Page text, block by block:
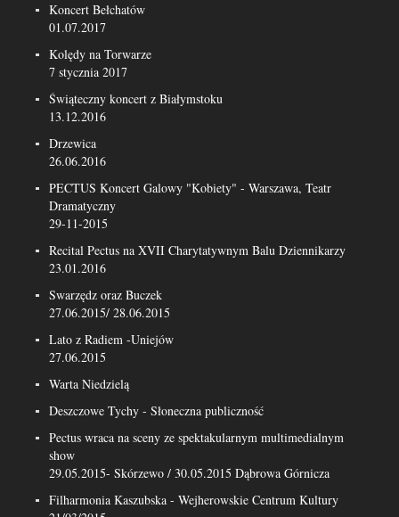
Koncert Bełchatów
01.07.2017
Kolędy na Torwarze
7 stycznia 2017
Świąteczny koncert z Białymstoku
13.12.2016
Drzewica
26.06.2016
PECTUS Koncert Galowy "Kobiety" - Warszawa, Teatr
Dramatyczny
29-11-2015
Recital Pectus na XVII Charytatywnym Balu Dziennikarzy
23.01.2016
Swarzędz oraz Buczek
27.06.2015/ 28.06.2015
Lato z Radiem -Uniejów
27.06.2015
Warta Niedzielą
Deszczowe Tychy - Słoneczna publiczność
Pectus wraca na sceny ze spektakularnym multimedialnym
show
29.05.2015- Skórzewo / 30.05.2015 Dąbrowa Górnicza
Filharmonia Kaszubska - Wejherowskie Centrum Kultury